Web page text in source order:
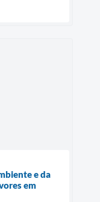
e da
em